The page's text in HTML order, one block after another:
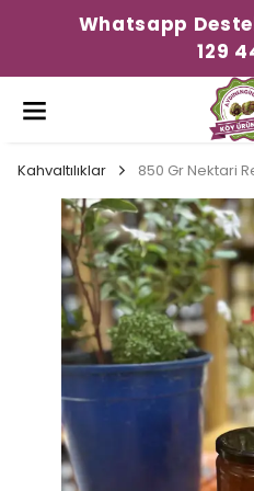
Whatsapp
129
Kahvaltılıklar 850 Gr Nektari